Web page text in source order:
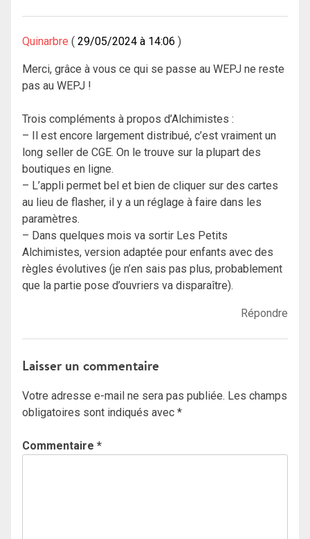
Quinarbre 29/05/2024 à 14:06
Merci, grâce à vous ce qui se passe au WEPJ ne reste
pas au WEPJ !
Trois compléments à propos d’Alchimistes :
– Il est encore largement distribué, c’est vraiment un
long seller de CGE. On le trouve sur la plupart des
boutiques en ligne.
– L’appli permet bel et bien de cliquer sur des cartes
au lieu de flasher, il y a un réglage à faire dans les
paramètres.
– Dans quelques mois va sortir Les Petits
Alchimistes, version adaptée pour enfants avec des
règles évolutives (je n’en sais pas plus, probablement
que la partie pose d’ouvriers va disparaître).
Répondre
Laisser un commentaire
Votre adresse e-mail ne sera pas publiée. Les champs
obligatoires sont indiqués avec *
Commentaire *